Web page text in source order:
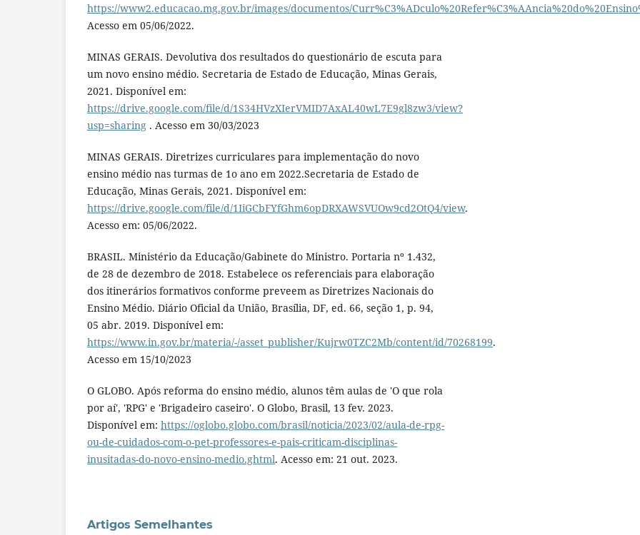
https://www2.educacao.mg.gov.br/images/documentos/
Acesso em 05/06/2022.
MINAS GERAIS. Devolutiva dos resultados do questionário de escuta para
um novo ensino médio. Secretaria de Estado de Educação, Minas Gerais,
2021. Disponível em:
https://drive.google.com/file/d/1S34HVzXIerVMID7AxAL40wL7E9gl8zw3/view?
usp=sharing . Acesso em 30/03/2023
MINAS GERAIS. Diretrizes curriculares para implementação do novo
ensino médio nas turmas de 1o ano em 2022.Secretaria de Estado de
Educação, Minas Gerais, 2021. Disponível em:
https://drive.google.com/file/d/1IiGCbFYfGhm6opDRXAWSVUOw9cd2OtQ4/view.
Acesso em: 05/06/2022.
BRASIL. Ministério da Educação/Gabinete do Ministro. Portaria nº 1.432,
de 28 de dezembro de 2018. Estabelece os referenciais para elaboração
dos itinerários formativos conforme preveem as Diretrizes Nacionais do
Ensino Médio. Diário Oficial da União, Brasília, DF, ed. 66, seção 1, p. 94,
05 abr. 2019. Disponível em:
https://www.in.gov.br/materia/-/asset_publisher/Kujrw0TZC2Mb/content/id/70268199.
Acesso em 15/10/2023
O GLOBO. Após reforma do ensino médio, alunos têm aulas de 'O que rola
por aí', 'RPG' e 'Brigadeiro caseiro'. O Globo, Brasil, 13 fev. 2023.
Disponível em: https://oglobo.globo.com/brasil/noticia/2023/02/aula-de-rpg-
ou-de-cuidados-com-o-pet-professores-e-pais-criticam-disciplinas-
inusitadas-do-novo-ensino-medio.ghtml. Acesso em: 21 out. 2023.
Artigos Semelhantes